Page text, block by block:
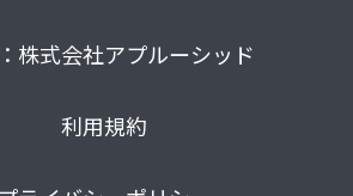
株式会社アプルーシッド
利用規約